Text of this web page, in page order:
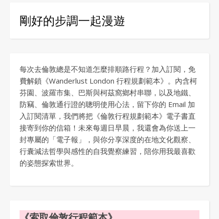
剛好的步調一起漫遊
每次去倫敦總是不知道怎麼排順路行程？加入訂閱，免
費解鎖《Wanderlust London 行程規劃範本》。內含柯
芬園、波羅市集、巴斯與柯茲窩鄉村串聯，以及地鐵、
防竊、倫敦通行證的聰明使用心法，留下你的 Email 加
入訂閱清單，我們將把《倫敦行程規劃範本》電子書直
接寄到你的信箱！未來每週日早晨，我還會為你送上一
封專屬的「電子報」，與你分享深度的在地文化觀察、
行囊減法哲學與感性的自我覺察練習，陪你用我最喜歡
的姿態探索世界。